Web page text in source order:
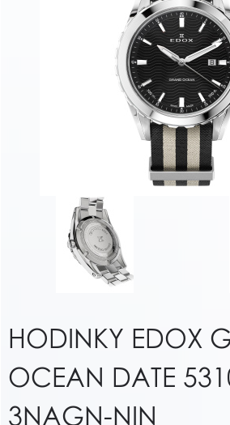
HODINKY EDOX
OCEAN DATE
3NAGN-NIN